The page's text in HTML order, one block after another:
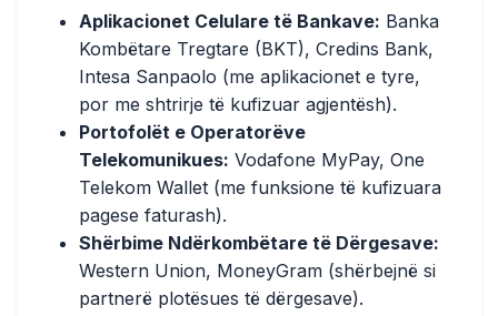
Aplikacionet Celulare të Bankave: Banka
Kombëtare Tregtare (BKT), Credins Bank,
Intesa Sanpaolo (me aplikacionet e tyre,
por me shtrirje të kufizuar agjentësh).
Portofolët e Operatorëve
Telekomunikues: Vodafone MyPay, One
Telekom Wallet (me funksione të kufizuara
pagese faturash).
Shërbime Ndërkombëtare të Dërgesave:
Western Union, MoneyGram (shërbejnë si
partnerë plotësues të dërgesave).